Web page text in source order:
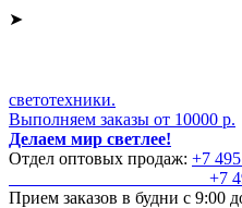
➤
светотехники.
Выполняем заказы от 10000 р.
Делаем мир светлее!
Отдел оптовых продаж: +7 495
+7
Прием заказов в будни с 9:00